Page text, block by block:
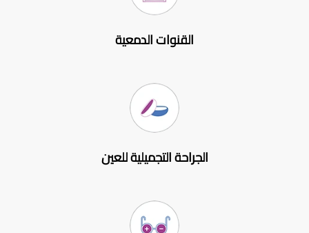
القنوات الدمعية
الجراحة التجميلية للعين